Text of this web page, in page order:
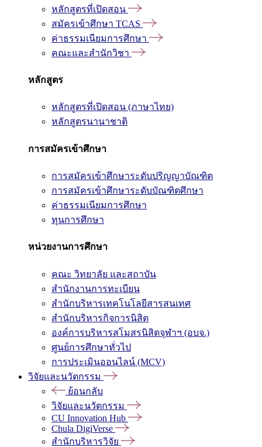
หลักสูตรที่เปิดสอน
สมัครเข้าศึกษา TCAS
ค่าธรรมเนียมการศึกษา
คณะและสำนักวิชา
หลักสูตร
หลักสูตรที่เปิดสอน (ภาษาไทย)
หลักสูตรนานาชาติ
การสมัครเข้าศึกษา
การสมัครเข้าศึกษาระดับปริญญาบัณฑิต
การสมัครเข้าศึกษาระดับบัณฑิตศึกษา
ค่าธรรมเนียมการศึกษา
ทุนการศึกษา
หน่วยงานการศึกษา
คณะ วิทยาลัย และสถาบัน
สำนักงานการทะเบียน
สำนักบริหารเทคโนโลยีสารสนเทศ
สำนักบริหารกิจการนิสิต
องค์การบริหารสโมสรนิสิตจุฬาฯ (อบจ.)
ศูนย์การศึกษาทั่วไป
การประเมินออนไลน์ (MCV)
วิจัยและนวัตกรรม
ย้อนกลับ
วิจัยและนวัตกรรม
CU Innovation Hub
Chula DigiVerse
สำนักบริหารวิจัย